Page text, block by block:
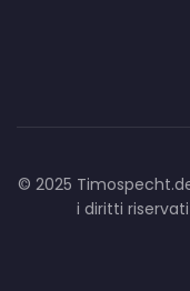
© 2025
i diritti riservati